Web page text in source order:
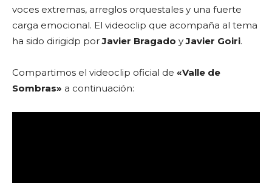
voces extremas, arreglos orquestales y una fuerte
carga emocional. El videoclip que acompaña al tema
ha sido dirigidp porJavier Bragado yJavier Goiri.
Compartimos el videoclip oficial de «Valle de
Sombras» a continuación: